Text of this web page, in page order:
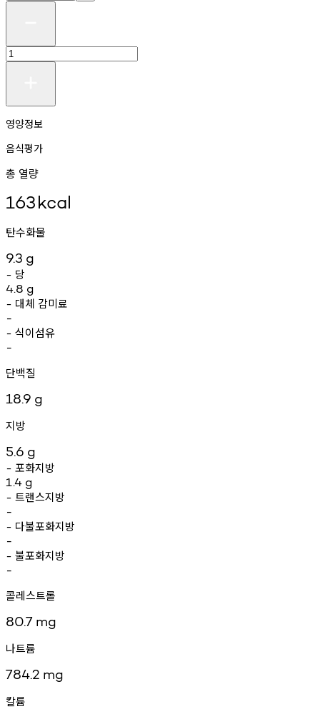
영양정보
음식평가
총 열량
163kcal
탄수화물
9.3 g
- 당
4.8 g
- 대체 감미료
-
- 식이섬유
-
단백질
18.9 g
지방
5.6 g
- 포화지방
1.4 g
- 트랜스지방
-
- 다불포화지방
-
- 불포화지방
-
콜레스트롤
80.7 mg
나트륨
784.2 mg
칼륨